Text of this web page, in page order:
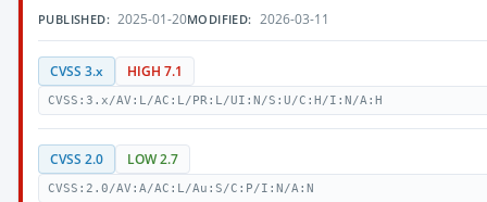
PUBLISHED: 2025-01-20MODIFIED: 2026-03-11
CVSS 3.x HIGH 7.1
CVSS:3.x/AV:L/AC:L/PR:L/UI:N/S:U/C:H/I:N/A:H
CVSS 2.0 LOW 2.7
CVSS:2.0/AV:A/AC:L/Au:S/C:P/I:N/A:N